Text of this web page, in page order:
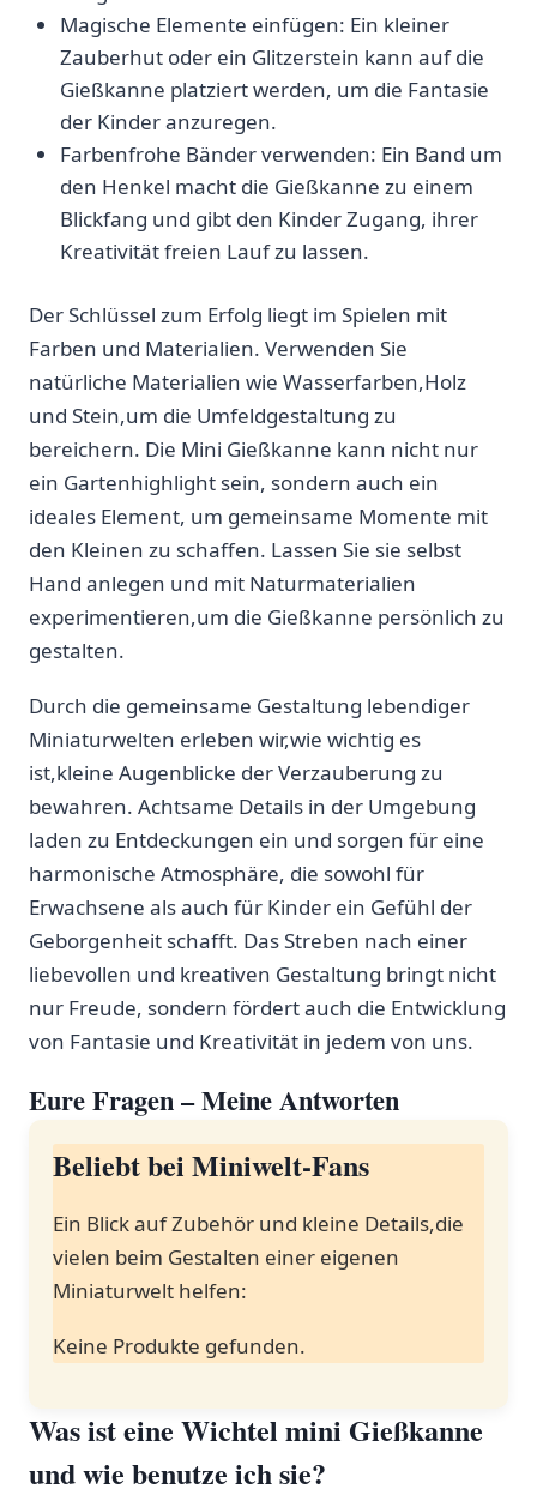
Magische ⁢Elemente einfügen: Ein kleiner‌
Zauberhut oder ein ​Glitzerstein kann auf die‌
Gießkanne ⁤platziert⁤ werden, um die ⁤Fantasie
der Kinder anzuregen.
Farbenfrohe ​Bänder verwenden: Ein Band um
den Henkel ⁤macht die Gießkanne ⁤zu‍ einem
Blickfang und gibt den Kinder Zugang, ihrer
⁤Kreativität freien Lauf zu lassen.
Der⁤ Schlüssel zum Erfolg liegt im Spielen mit
Farben und Materialien. Verwenden Sie
natürliche⁤ Materialien ⁣wie Wasserfarben,Holz⁢
und Stein,um die Umfeldgestaltung zu
bereichern.‍ Die⁢ Mini Gießkanne kann ‍nicht nur
ein Gartenhighlight sein,‍ sondern auch ein
⁢ideales Element,‌ um gemeinsame Momente ⁣mit⁣
den Kleinen zu schaffen. Lassen Sie⁢ sie selbst
Hand anlegen⁣ und mit⁣ Naturmaterialien
experimentieren,um die⁤ Gießkanne persönlich​ zu
gestalten.
Durch ⁤die gemeinsame Gestaltung ‍lebendiger
Miniaturwelten erleben wir,wie wichtig es⁣
ist,kleine Augenblicke der Verzauberung zu
bewahren. Achtsame Details in der Umgebung
laden zu Entdeckungen ein ​und sorgen für eine
harmonische Atmosphäre,​ die⁣ sowohl für
Erwachsene als​ auch für Kinder ein Gefühl der
Geborgenheit schafft. Das Streben nach einer
liebevollen und kreativen Gestaltung bringt nicht
nur Freude, ⁣sondern ⁣fördert auch die Entwicklung
von⁢ Fantasie und Kreativität in jedem von uns.
Eure Fragen – ​Meine Antworten
Beliebt bei Miniwelt-Fans
Ein Blick auf Zubehör und kleine Details,die
vielen beim Gestalten einer eigenen
Miniaturwelt helfen: ⁢
Keine Produkte gefunden.
Was ist eine⁣ Wichtel ⁣mini⁢ Gießkanne
und wie benutze ich sie?